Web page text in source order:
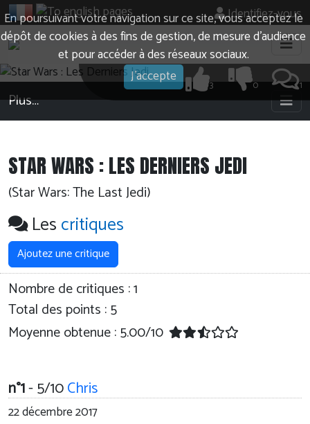
En poursuivant votre navigation sur ce site, vous acceptez le
dépôt de cookies à des fins de gestion, de mesure d’audience
et pour accéder à des réseaux sociaux.
J'accepte
Identifiez-vous
1
0
3
Plus…
STAR WARS : LES DERNIERS JEDI
(Star Wars: The Last Jedi)
Lescritiques
Ajoutez une critique
Nombre de critiques :1
Total des points : 5
Moyenne obtenue :5.00/10
n°1- 5/10Chris
22 décembre 2017